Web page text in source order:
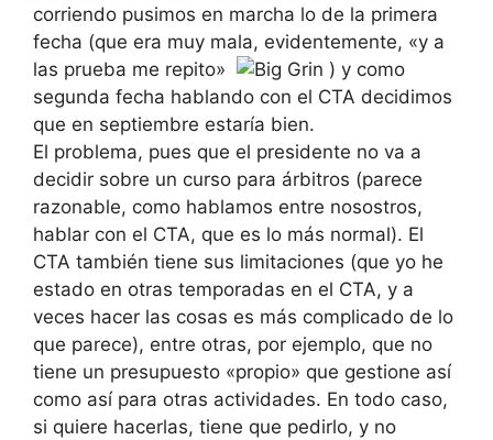
corriendo pusimos en marcha lo de la primera
fecha (que era muy mala, evidentemente, «y a
las prueba me repito»
) y como
segunda fecha hablando con el CTA decidimos
que en septiembre estaría bien.
El problema, pues que el presidente no va a
decidir sobre un curso para árbitros (parece
razonable, como hablamos entre nosostros,
hablar con el CTA, que es lo más normal). El
CTA también tiene sus limitaciones (que yo he
estado en otras temporadas en el CTA, y a
veces hacer las cosas es más complicado de lo
que parece), entre otras, por ejemplo, que no
tiene un presupuesto «propio» que gestione así
como así para otras actividades. En todo caso,
si quiere hacerlas, tiene que pedirlo, y no